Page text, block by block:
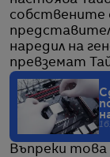
собствените
наредил на
превземат
Въпреки